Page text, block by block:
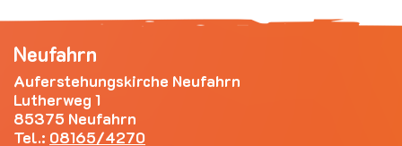
Neufahrn
Auferstehungskirche Neufahrn
Lutherweg 1
85375 Neufahrn
Tel.: 08165/4270